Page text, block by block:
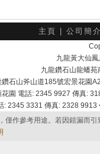
主頁 公司簡介
九龍黃大仙
九龍鑽石山龍蟠
鑽石山斧山道185號宏景花園
花園 電話: 2345 9927 傳真:
: 2345 3331 傳真: 2328
僅作參考用途。若因錯漏而